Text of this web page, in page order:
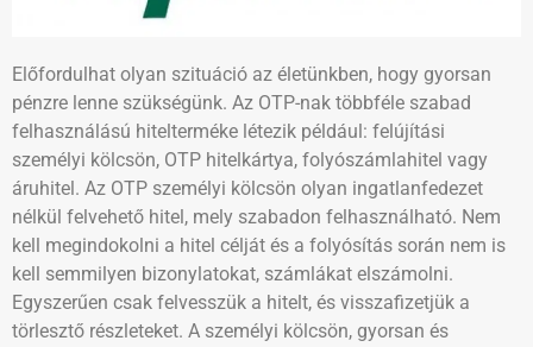
Előfordulhat olyan szituáció az életünkben, hogy gyorsan
pénzre lenne szükségünk. Az OTP-nak többféle szabad
felhasználású hitelterméke létezik például: felújítási
személyi kölcsön, OTP hitelkártya, folyószámlahitel vagy
áruhitel. Az OTP személyi kölcsön olyan ingatlanfedezet
nélkül felvehető hitel, mely szabadon felhasználható. Nem
kell megindokolni a hitel célját és a folyósítás során nem is
kell semmilyen bizonylatokat, számlákat elszámolni.
Egyszerűen csak felvesszük a hitelt, és visszafizetjük a
törlesztő részleteket. A személyi kölcsön, gyorsan és